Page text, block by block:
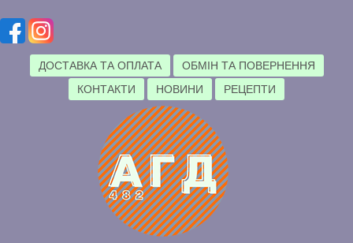
ДОСТАВКА ТА ОПЛАТА
ОБМІН ТА ПОВЕРНЕННЯ
КОНТАКТИ
НОВИНИ РЕЦЕПТИ